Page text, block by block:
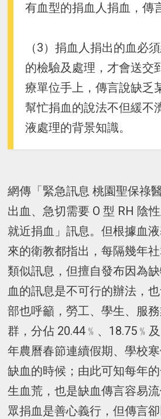
有血型的捐血人捐血，傳
（3）捐血人捐出的血必
的檢驗及處理，才會送交
療單位手上，傳言說缺乏
幫忙捐血的說法不但緩不
液處理的背景知識。
網傳「緊急訊息 桃園聖保祿
出血、急切需要 O 型 RH 陰
就近捐血」訊息。但根據血
來的衛教都指出，每隔幾年
類似訊息，但擅自發布因為
血的訊息是不可行的辦法，
部也呼籲，勞工、學生、服
群，分佔 20.44﹪、18.75﹪
年農曆春節連續假期、學校
缺血的時候；由此可知每年
生血荒，也是缺血傳言容易
眾捐血是善心義行，但傳言